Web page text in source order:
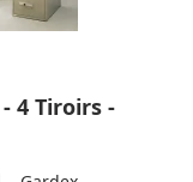
4 Tiroirs -